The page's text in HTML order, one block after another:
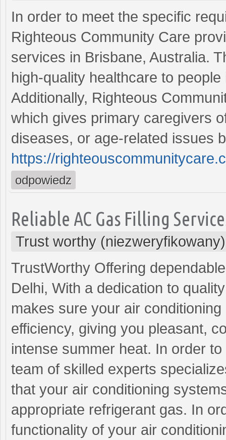
In order to meet the specific
Righteous Community Care
services in Brisbane, Australia.
high-quality healthcare to
Additionally, Righteous
which gives primary caregivers
diseases, or age-related issues
https://
odpowiedz
Reliable AC Gas Filling
Trust worthy (niezweryfikowany)
TrustWorthy Offering
Delhi, With a dedication to
makes sure your air
efficiency, giving you pleasant,
intense summer heat. In order
team of skilled experts
that your air conditioning
appropriate refrigerant gas. In
functionality of your air